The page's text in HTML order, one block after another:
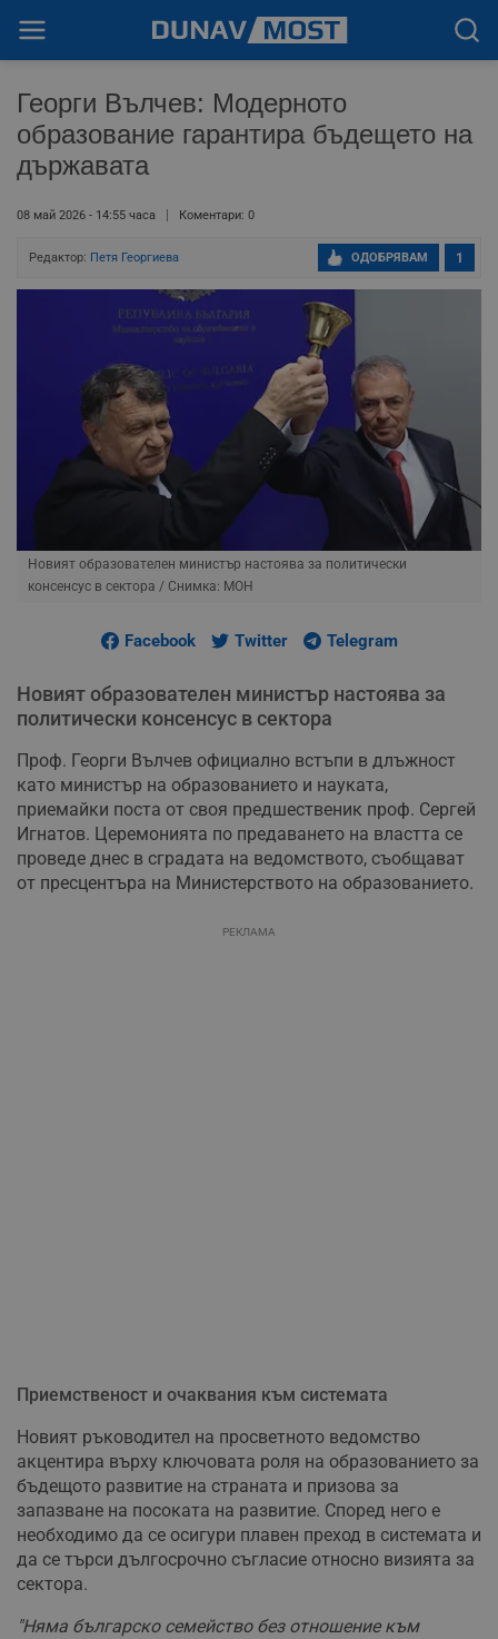
Георги Вълчев: Модерното
образование гарантира бъдещето на
държавата
08 май 2026 - 14:55 часа Коментари: 0
Редактор: Петя Георгиева 1
ОДОБРЯВАМ
Новият образователен министър настоява за политически
консенсус в сектора / Снимка: МОН
Facebook Twitter Telegram
Новият образователен министър настоява за
политически консенсус в сектора
Проф. Георги Вълчев официално встъпи в длъжност
като министър на образованието и науката,
приемайки поста от своя предшественик проф. Сергей
Игнатов. Церемонията по предаването на властта се
проведе днес в сградата на ведомството, съобщават
от пресцентъра на Министерството на образованието.
РЕКЛАМА
Приемственост и очаквания към системата
Новият ръководител на просветното ведомство
акцентира върху ключовата роля на образованието за
бъдещото развитие на страната и призова за
запазване на посоката на развитие. Според него е
необходимо да се осигури плавен преход в системата и
да се търси дългосрочно съгласие относно визията за
сектора.
"Няма българско семейство без отношение към